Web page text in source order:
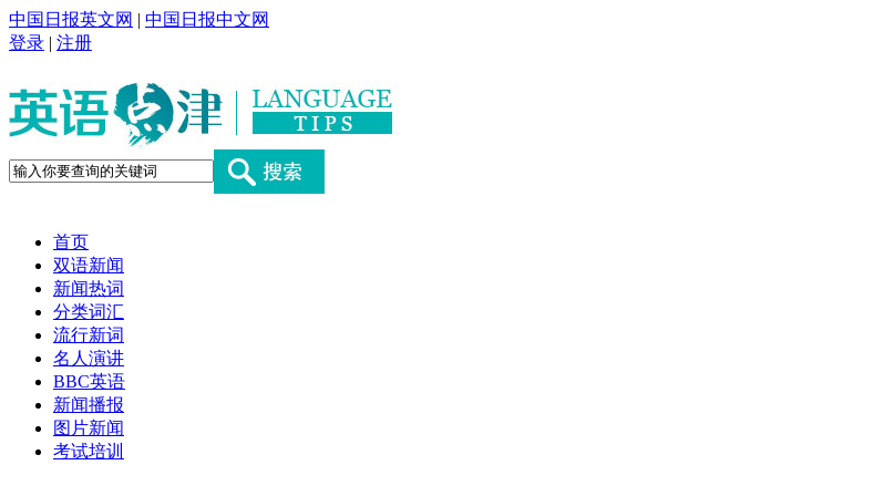
中国日报英文网 | 中国日报中文网
登录 | 注册
首页
双语新闻
新闻热词
分类词汇
流行新词
名人演讲
BBC英语
新闻播报
图片新闻
考试培训